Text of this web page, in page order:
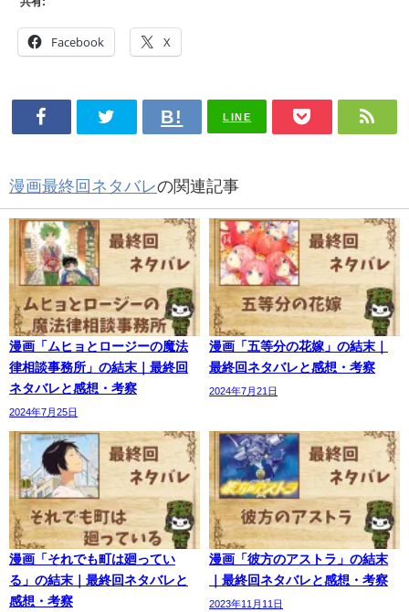
Facebook X
LINE
漫画最終回ネタバレの関連記事
漫画「ムヒョとロージーの魔法
律相談事務所」の結末｜最終回
ネタバレと感想・考察
2024年7月25日
漫画「五等分の花嫁」の結末｜
最終回ネタバレと感想・考察
2024年7月21日
漫画「それでも町は廻ってい
る」の結末｜最終回ネタバレと
感想・考察
漫画「彼方のアストラ」の結末
｜最終回ネタバレと感想・考察
2023年11月11日